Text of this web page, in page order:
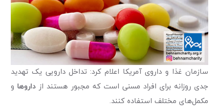
سازمان غذا و داروی آمریکا اعلام کرد: تداخل دارویی یک تهدید
جدی روزانه‌ برای افراد مسنی است که مجبور هستند از داروها و
مکمل‌های مختلف استفاده کنند.